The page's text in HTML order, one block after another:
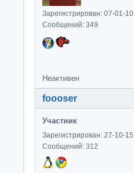
Зарегистрирован: 07-01-10
Сообщений: 349
Неактивен
foooser
Участник
Зарегистрирован: 27-10-15
Сообщений: 312